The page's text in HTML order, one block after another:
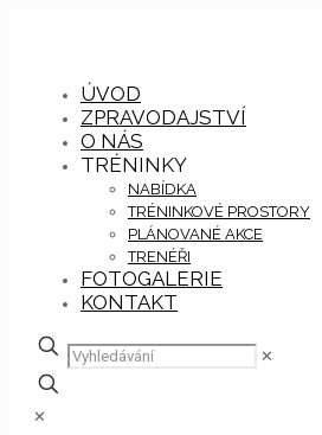
ÚVOD
ZPRAVODAJSTVÍ
O NÁS
TRÉNINKY
NABÍDKA
TRÉNINKOVÉ PROSTORY
PLÁNOVANÉ AKCE
TRENÉŘI
FOTOGALERIE
KONTAKT
✕
✕